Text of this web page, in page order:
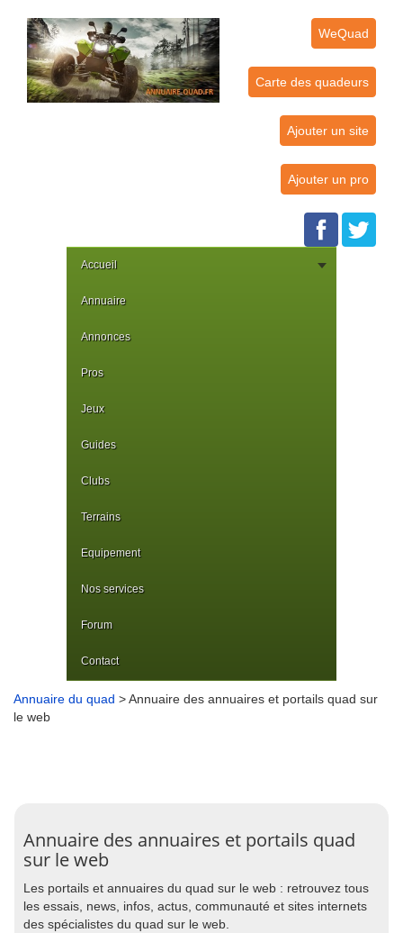
WeQuad
Carte des quadeurs
Ajouter un site
Ajouter un pro
Accueil
Annuaire
Annonces
Pros
Jeux
Guides
Clubs
Terrains
Equipement
Nos services
Forum
Contact
Annuaire du quad > Annuaire des annuaires et portails quad sur
le web
Annuaire des annuaires et portails quad
sur le web
Les portails et annuaires du quad sur le web : retrouvez tous
les essais, news, infos, actus, communauté et sites internets
des spécialistes du quad sur le web.